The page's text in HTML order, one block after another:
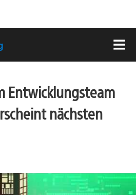
Entwicklungsteam
nächsten